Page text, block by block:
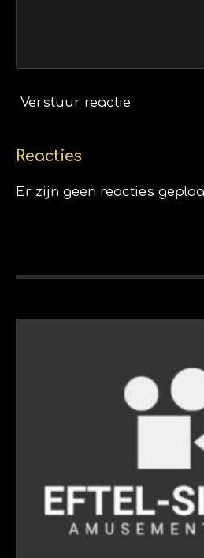
Verstuur reactie
Reacties
Er zijn geen reacties